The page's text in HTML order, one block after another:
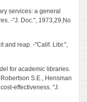
services: a general
-"J. Doc.", 1973,29,No
and reap. -"Calif. Libr.",
for academic libraries.
S.E., Hensman
effectiveness. "J.